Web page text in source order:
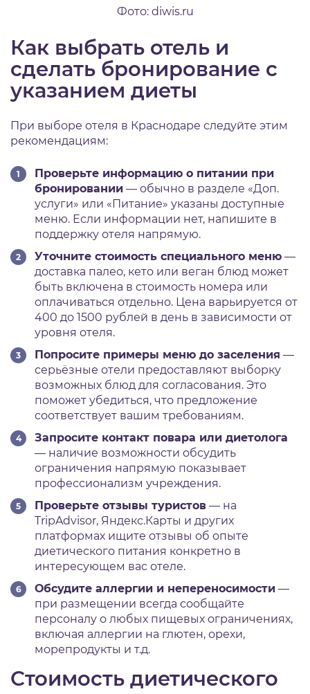
Фото: diwis.ru
Как выбрать отель и
сделать бронирование с
указанием диеты
При выборе отеля в Краснодаре следуйте этим
рекомендациям:
Проверьте информацию о питании при
бронировании — обычно в разделе «Доп.
услуги» или «Питание» указаны доступные
меню. Если информации нет, напишите в
поддержку отеля напрямую.
Уточните стоимость специального меню —
доставка палео, кето или веган блюд может
быть включена в стоимость номера или
оплачиваться отдельно. Цена варьируется от
400 до 1500 рублей в день в зависимости от
уровня отеля.
Попросите примеры меню до заселения —
серьёзные отели предоставляют выборку
возможных блюд для согласования. Это
поможет убедиться, что предложение
соответствует вашим требованиям.
Запросите контакт повара или диетолога
— наличие возможности обсудить
ограничения напрямую показывает
профессионализм учреждения.
Проверьте отзывы туристов — на
TripAdvisor, Яндекс.Карты и других
платформах ищите отзывы об опыте
диетического питания конкретно в
интересующем вас отеле.
Обсудите аллергии и непереносимости —
при размещении всегда сообщайте
персоналу о любых пищевых ограничениях,
включая аллергии на глютен, орехи,
морепродукты и т.д.
Стоимость диетического